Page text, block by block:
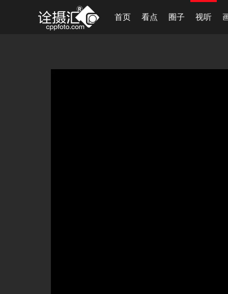
首页 看点 圈子 视听